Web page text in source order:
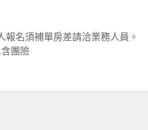
名須補單房差請洽業務人員。
團險